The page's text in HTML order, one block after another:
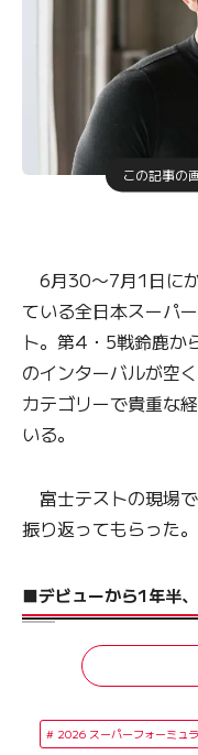
この記事の
6月30〜7月1日に
ている全日本スーパ
ト。第4・5戦鈴鹿か
のインターバルが空
カテゴリーで貴重な
いる。
富士テストの現場
振り返ってもらった。
■デビューから1年半
2026 スーパーフォーミュラ